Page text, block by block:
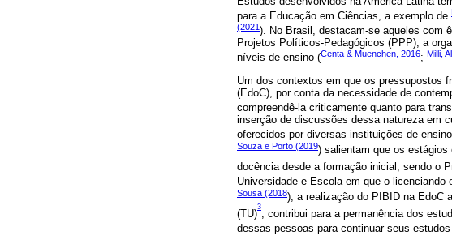
para a Educação em Ciências, a exemplo de
(2021). No Brasil, destacam-se aqueles com
Projetos Políticos-Pedagógicos (PPP), a
níveis de ensino (Centa & Muenchen, 2016; Milli,
Um dos contextos em que os pressupostos
(EdoC), por conta da necessidade de
compreendê-la criticamente quanto para
inserção de discussões dessa natureza em
oferecidos por diversas instituições de
Souza e Porto (2019) salientam que os
docência desde a formação inicial, sendo o
Universidade e Escola em que o
Sousa (2018), a realização do PIBID na EdoC
(TU)
3
, contribui para a permanência dos
dessas pessoas para continuar seus estudos